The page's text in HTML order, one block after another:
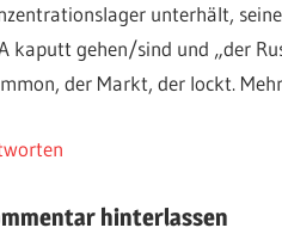
unterhält,
kaputt gehen/sind und „der
der Markt, der lockt.
hinterlassen